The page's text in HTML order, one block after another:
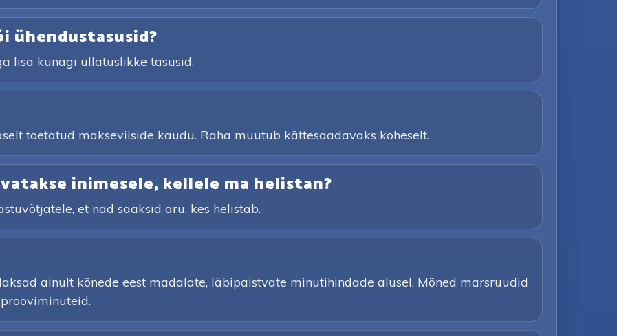
ühendustasusid?
lisa kunagi üllatuslikke tasusid.
toetatud makseviiside kaudu. Raha muutub kättesaadavaks koheselt.
inimesele, kellele ma helistan?
et nad saaksid aru, kes helistab.
ainult kõnede eest madalate, läbipaistvate minutihindade alusel. Mõned marsruudid